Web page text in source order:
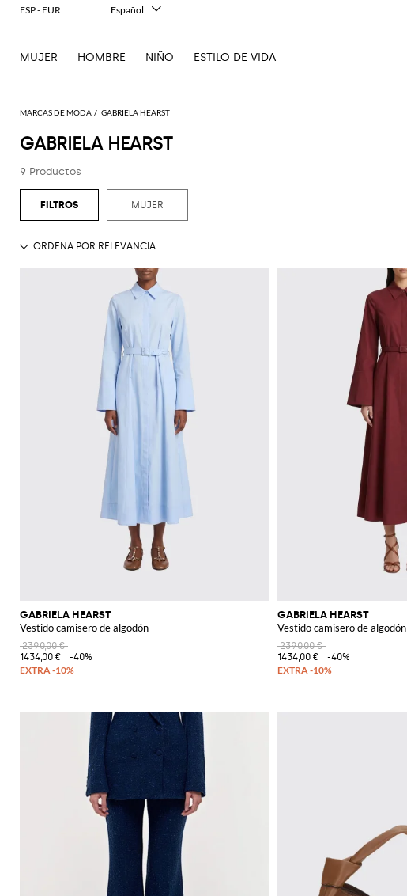
MARCAS DE MODA GABRIELA HEARST
GABRIELA HEARST
9 Productos
MUJER
GABRIELA HEARST
Vestido camisero de algodón
2390,00 €
1434,00 €
-40%
GABRIELA HEARST
Vestido camisero de algodón
2390,00 €
1434,00 €
-40%
MUJER HOMBRE NIÑO ESTILO DE VIDA
ESP - EUR
Español
Français
日本語
Русский